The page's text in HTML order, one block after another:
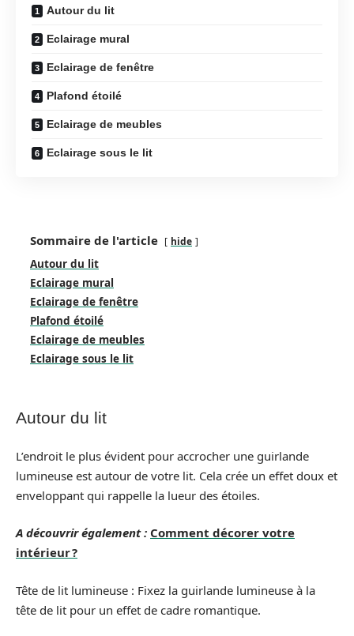
Autour du lit
Eclairage mural
Eclairage de fenêtre
Plafond étoilé
Eclairage de meubles
Eclairage sous le lit
Sommaire de l'article hide
Autour du lit
Eclairage mural
Eclairage de fenêtre
Plafond étoilé
Eclairage de meubles
Eclairage sous le lit
Autour du lit
L’endroit le plus évident pour accrocher une guirlande
lumineuse est autour de votre lit. Cela crée un effet doux et
enveloppant qui rappelle la lueur des étoiles.
A découvrir également : Comment décorer votre
intérieur ?
Tête de lit lumineuse : Fixez la guirlande lumineuse à la
tête de lit pour un effet de cadre romantique.